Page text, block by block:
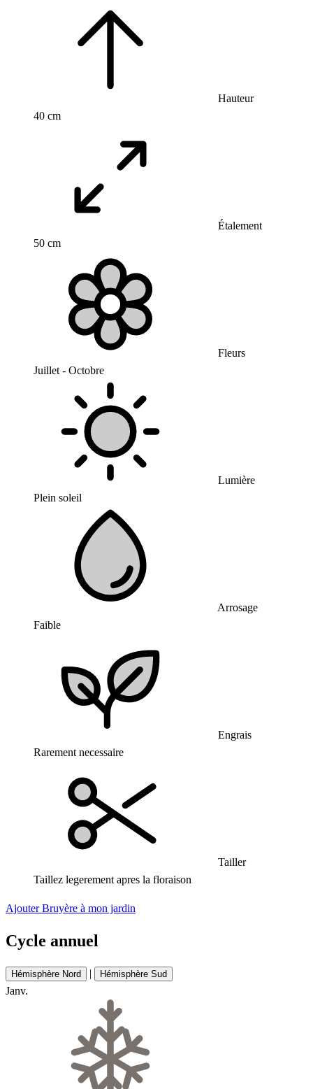
Hauteur
40 cm
Étalement
50 cm
Fleurs
Juillet - Octobre
Lumière
Plein soleil
Arrosage
Faible
Engrais
Rarement necessaire
Tailler
Taillez legerement apres la floraison
Ajouter Bruyère à mon jardin
Cycle annuel
Hémisphère Nord | Hémisphère Sud
Janv.